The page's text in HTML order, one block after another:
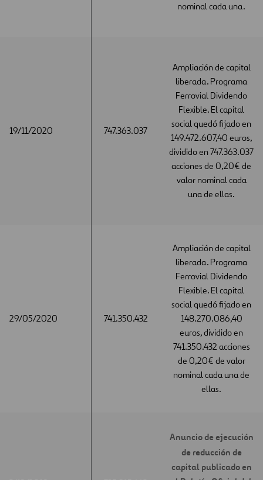
19/11/2020
29/05/2020
nominal cada una.
19/11/2020 747.363.037
Ampliación de capital
liberada. Programa
Ferrovial Dividendo
Flexible. El capital
social quedó fijado en
149.472.607,40 euros,
dividido en 747.363.037
acciones de 0,20€ de
valor nominal cada
una de ellas.
29/05/2020 741.350.432
Ampliación de capital
liberada. Programa
Ferrovial Dividendo
Flexible. El capital
social quedó fijado en
148.270.086,40
euros, dividido en
741.350.432 acciones
de 0,20€ de valor
nominal cada una de
ellas.
Anuncio de ejecución
de reducción de
capital publicado en